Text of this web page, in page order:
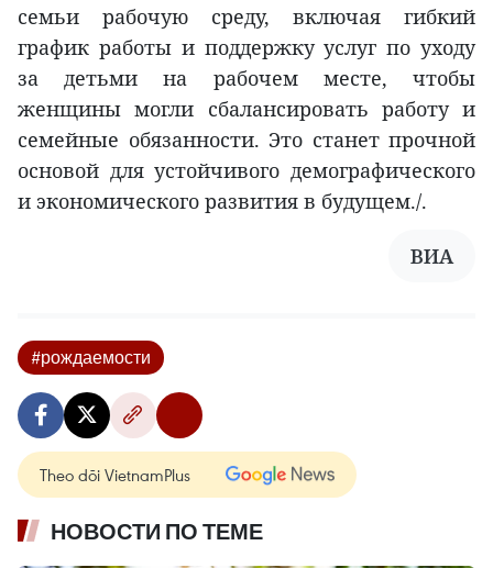
семьи рабочую среду, включая гибкий
график работы и поддержку услуг по уходу
за детьми на рабочем месте, чтобы
женщины могли сбалансировать работу и
семейные обязанности. Это станет прочной
основой для устойчивого демографического
и экономического развития в будущем./.
ВИА
#рождаемости
Theo dõi VietnamPlus
НОВОСТИ ПО ТЕМЕ